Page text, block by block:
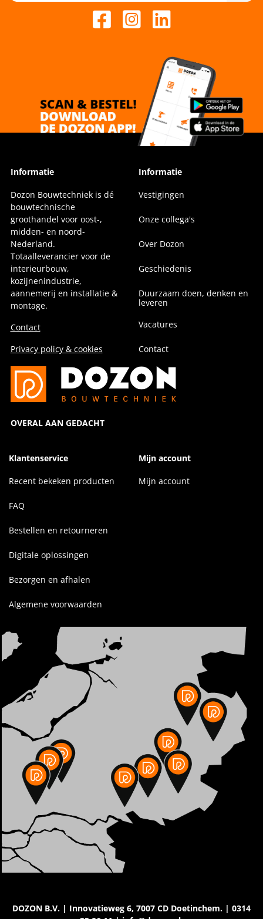
Informatie
Dozon Bouwtechniek is dé
bouwtechnische
groothandel voor oost-,
midden- en noord-
Nederland.
Totaalleverancier voor de
interieurbouw,
kozijnenindustrie,
aannemerij en installatie &
montage.
Contact
Privacy policy & cookies
OVERAL AAN GEDACHT
Informatie
Vestigingen
Onze collega's
Over Dozon
Geschiedenis
Duurzaam doen, denken en
leveren
Vacatures
Contact
Klantenservice
Recent bekeken producten
FAQ
Bestellen en retourneren
Digitale oplossingen
Bezorgen en afhalen
Algemene voorwaarden
Mijn account
Mijn account
DOZON B.V. | Innovatieweg 6, 7007 CD Doetinchem. | 0314